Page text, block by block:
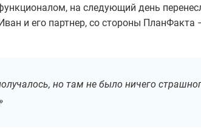
на следующий день
и его партнер, со стороны ПланФакта
но там не было ничего